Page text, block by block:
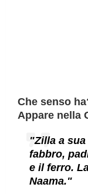
Che senso
Appare nella
"Zilla a
fabbro,
e il ferro.
Naama."